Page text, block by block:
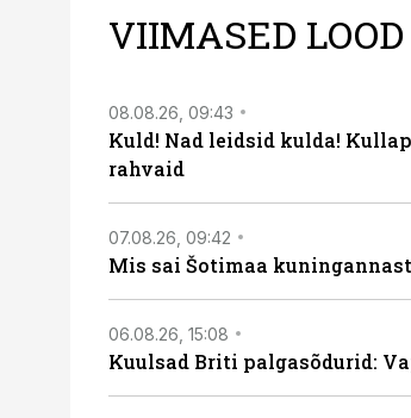
VIIMASED LOOD
08.08.26, 09:43
Kuld! Nad leidsid kulda!
rahvaid
07.08.26, 09:42
Mis sai Šotimaa
06.08.26, 15:08
Kuulsad Briti palgasõdurid: